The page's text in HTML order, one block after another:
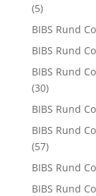
(5)
BIBS Rund
BIBS Rund
BIBS Rund
(30)
BIBS Rund
BIBS Rund
(57)
BIBS Rund
BIBS Rund